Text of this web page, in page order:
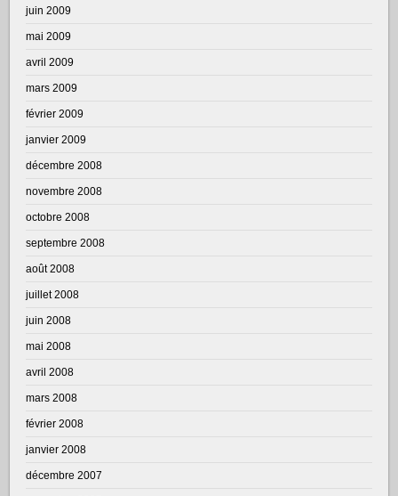
juin 2009
mai 2009
avril 2009
mars 2009
février 2009
janvier 2009
décembre 2008
novembre 2008
octobre 2008
septembre 2008
août 2008
juillet 2008
juin 2008
mai 2008
avril 2008
mars 2008
février 2008
janvier 2008
décembre 2007